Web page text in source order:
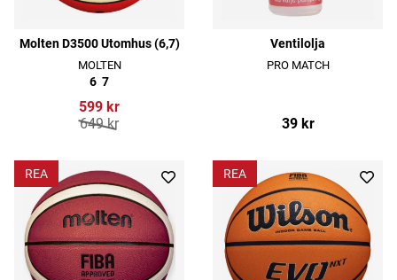
Molten D3500 Utomhus (6,7)
MOLTEN
6 7
599 kr
649 kr
Ventilolja
PRO MATCH
39 kr
REA REA